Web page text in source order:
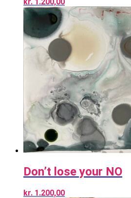
Don’t lose your NO
kr. 1.200,00